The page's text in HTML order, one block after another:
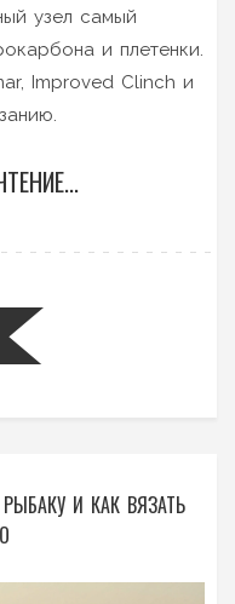
узел самый
и плетенки.
Improved Clinch и
И КАК ВЯЗАТЬ